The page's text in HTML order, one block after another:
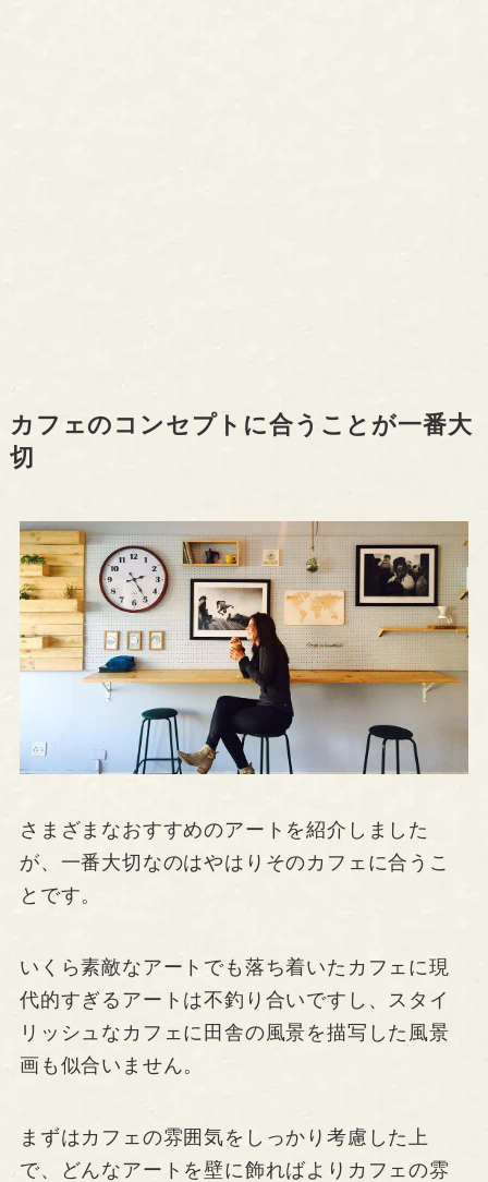
カフェのコンセプトに合うことが一番大
切
さまざまなおすすめのアートを紹介しました
が、一番大切なのはやはりそのカフェに合うこ
とです。
いくら素敵なアートでも落ち着いたカフェに現
代的すぎるアートは不釣り合いですし、スタイ
リッシュなカフェに田舎の風景を描写した風景
画も似合いません。
まずはカフェの雰囲気をしっかり考慮した上
で、どんなアートを壁に飾ればよりカフェの雰